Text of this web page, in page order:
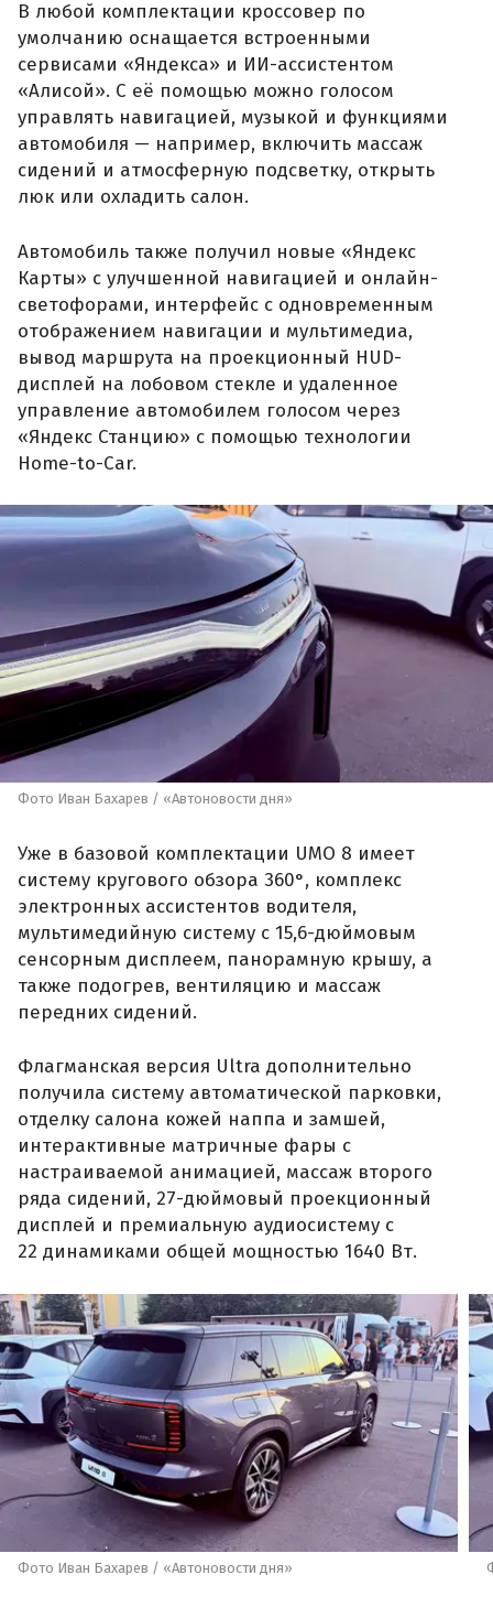
В любой комплектации кроссовер по
умолчанию оснащается встроенными
сервисами «Яндекса» и ИИ-ассистентом
«Алисой». С её помощью можно голосом
управлять навигацией, музыкой и функциями
автомобиля — например, включить массаж
сидений и атмосферную подсветку, открыть
люк или охладить салон.
Автомобиль также получил новые «Яндекс
Карты» с улучшенной навигацией и онлайн-
светофорами, интерфейс с одновременным
отображением навигации и мультимедиа,
вывод маршрута на проекционный HUD-
дисплей на лобовом стекле и удаленное
управление автомобилем голосом через
«Яндекс Станцию» с помощью технологии
Home-to-Car.
Фото Иван Бахарев / «Автоновости дня»
Уже в базовой комплектации UMO 8 имеет
систему кругового обзора 360°, комплекс
электронных ассистентов водителя,
мультимедийную систему с 15,6-дюймовым
сенсорным дисплеем, панорамную крышу, а
также подогрев, вентиляцию и массаж
передних сидений.
Флагманская версия Ultra дополнительно
получила систему автоматической парковки,
отделку салона кожей наппа и замшей,
интерактивные матричные фары с
настраиваемой анимацией, массаж второго
ряда сидений, 27-дюймовый проекционный
дисплей и премиальную аудиосистему с
22 динамиками общей мощностью 1640 Вт.
Фото Иван Бахарев / «Автоновости дня»